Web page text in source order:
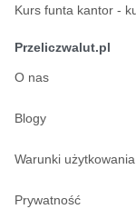
Kurs funta kantor -
Przeliczwalut.pl
O nas
Blogy
Warunki użytkowania
Prywatność